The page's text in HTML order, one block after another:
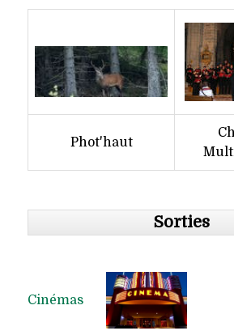
Phot'haut
Sorties
Cinémas